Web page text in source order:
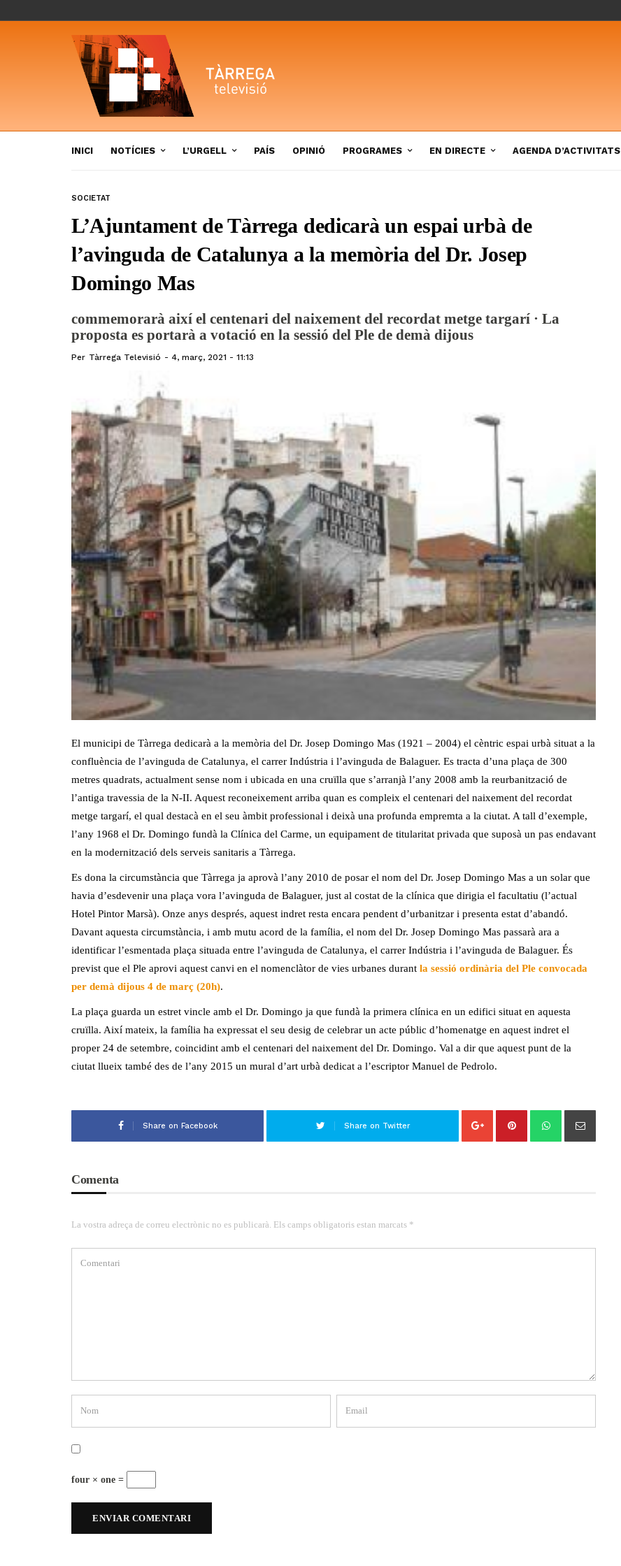
INICI NOTÍCIES L’URGELL PAÍS OPINIÓ PROGRAMES EN DIRECTE AGENDA D’ACTIVITATS
SOCIETAT
L’Ajuntament de Tàrrega dedicarà un espai urbà de
l’avinguda de Catalunya a la memòria del Dr. Josep
Domingo Mas
commemorarà així el centenari del naixement del recordat metge targarí · La
proposta es portarà a votació en la sessió del Ple de demà dijous
Per Tàrrega Televisió 4, març, 2021 - 11:13
El municipi de Tàrrega dedicarà a la memòria del Dr. Josep Domingo Mas (1921 – 2004) el cèntric espai urbà situat a la
confluència de l’avinguda de Catalunya, el carrer Indústria i l’avinguda de Balaguer. Es tracta d’una plaça de 300
metres quadrats, actualment sense nom i ubicada en una cruïlla que s’arranjà l’any 2008 amb la reurbanització de
l’antiga travessia de la N-II. Aquest reconeixement arriba quan es compleix el centenari del naixement del recordat
metge targarí, el qual destacà en el seu àmbit professional i deixà una profunda empremta a la ciutat. A tall d’exemple,
l’any 1968 el Dr. Domingo fundà la Clínica del Carme, un equipament de titularitat privada que suposà un pas endavant
en la modernització dels serveis sanitaris a Tàrrega.
Es dona la circumstància que Tàrrega ja aprovà l’any 2010 de posar el nom del Dr. Josep Domingo Mas a un solar que
havia d’esdevenir una plaça vora l’avinguda de Balaguer, just al costat de la clínica que dirigia el facultatiu (l’actual
Hotel Pintor Marsà). Onze anys després, aquest indret resta encara pendent d’urbanitzar i presenta estat d’abandó.
Davant aquesta circumstància, i amb mutu acord de la família, el nom del Dr. Josep Domingo Mas passarà ara a
identificar l’esmentada plaça situada entre l’avinguda de Catalunya, el carrer Indústria i l’avinguda de Balaguer. És
previst que el Ple aprovi aquest canvi en el nomenclàtor de vies urbanes durant la sessió ordinària del Ple convocada
per demà dijous 4 de març (20h).
La plaça guarda un estret vincle amb el Dr. Domingo ja que fundà la primera clínica en un edifici situat en aquesta
cruïlla. Així mateix, la família ha expressat el seu desig de celebrar un acte públic d’homenatge en aquest indret el
proper 24 de setembre, coincidint amb el centenari del naixement del Dr. Domingo. Val a dir que aquest punt de la
ciutat llueix també des de l’any 2015 un mural d’art urbà dedicat a l’escriptor Manuel de Pedrolo.
Share on Facebook Share on Twitter
Comenta
La vostra adreça de correu electrònic no es publicarà. Els camps obligatoris estan marcats *
four × one =